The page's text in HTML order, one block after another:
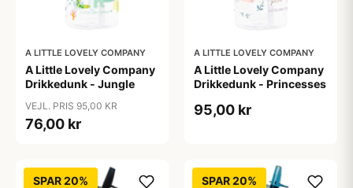
A LITTLE LOVELY COMPANY
A Little Lovely Company
Drikkedunk - Jungle
VEJL. PRIS 95,00 KR
76,00 kr
A LITTLE LOVELY COMPANY
A Little Lovely Company
Drikkedunk - Princesses
95,00 kr
SPAR 20% SPAR 20%